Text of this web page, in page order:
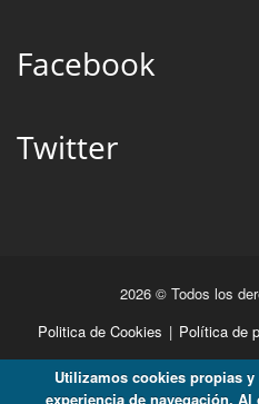
Facebook
Twitter
2026 © Todos los
Politica de Cookies | Política de
Utilizamos cookies propias
experiencia de navegación.